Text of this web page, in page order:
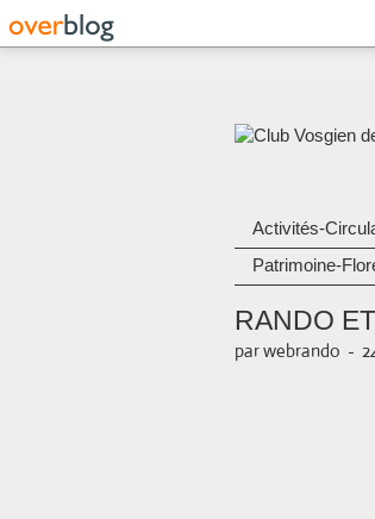
Activités-
Patrimoine-
RANDO
par webrando -